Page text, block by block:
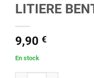
LITIERE
9,90 €
En stock